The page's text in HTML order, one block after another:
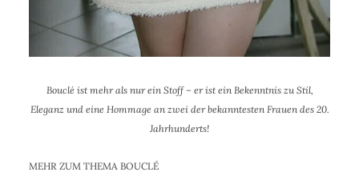
Bouclé ist mehr als nur ein Stoff – er ist ein Bekenntnis zu Stil,
Eleganz und eine Hommage an zwei der bekanntesten Frauen des 20.
Jahrhunderts!
MEHR ZUM THEMA BOUCLÉ